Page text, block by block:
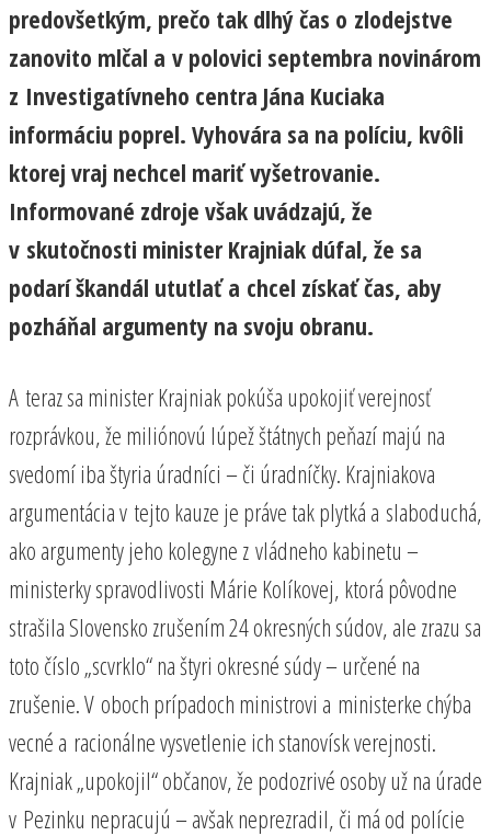
predovšetkým, prečo tak dlhý čas o zlodejstve
zanovito mlčal a v polovici septembra novinárom
z Investigatívneho centra Jána Kuciaka
informáciu poprel. Vyhovára sa na políciu, kvôli
ktorej vraj nechcel mariť vyšetrovanie.
Informované zdroje však uvádzajú, že
v skutočnosti minister Krajniak dúfal, že sa
podarí škandál ututlať a chcel získať čas, aby
pozháňal argumenty na svoju obranu.
A teraz sa minister Krajniak pokúša upokojiť verejnosť
rozprávkou, že miliónovú lúpež štátnych peňazí majú na
svedomí iba štyria úradníci – či úradníčky. Krajniakova
argumentácia v tejto kauze je práve tak plytká a slaboduchá,
ako argumenty jeho kolegyne z vládneho kabinetu –
ministerky spravodlivosti Márie Kolíkovej, ktorá pôvodne
strašila Slovensko zrušením 24 okresných súdov, ale zrazu sa
toto číslo „scvrklo“ na štyri okresné súdy – určené na
zrušenie. V oboch prípadoch ministrovi a ministerke chýba
vecné a racionálne vysvetlenie ich stanovísk verejnosti.
Krajniak „upokojil“ občanov, že podozrivé osoby už na úrade
v Pezinku nepracujú – avšak neprezradil, či má od polície